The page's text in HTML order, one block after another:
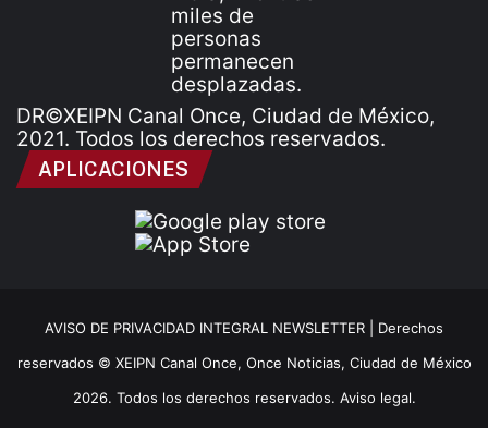
DR©XEIPN Canal Once, Ciudad de México,
2021. Todos los derechos reservados.
APLICACIONES
AVISO DE PRIVACIDAD INTEGRAL NEWSLETTER | Derechos
reservados © XEIPN Canal Once, Once Noticias, Ciudad de México
2026. Todos los derechos reservados. Aviso legal.